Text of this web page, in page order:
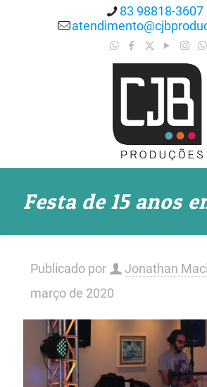
83 98818-3607
Festa de 15 anos
Publicado por Jonathan
março de 2020